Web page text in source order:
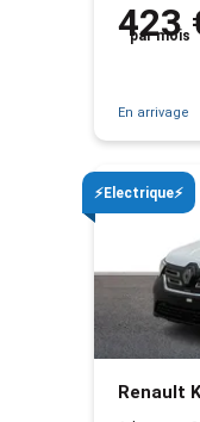
423
par mois
En arrivage
⚡Electrique⚡
Renault